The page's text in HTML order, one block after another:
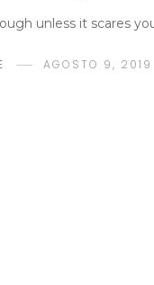
unless it scares
AGOSTO 9, 2019